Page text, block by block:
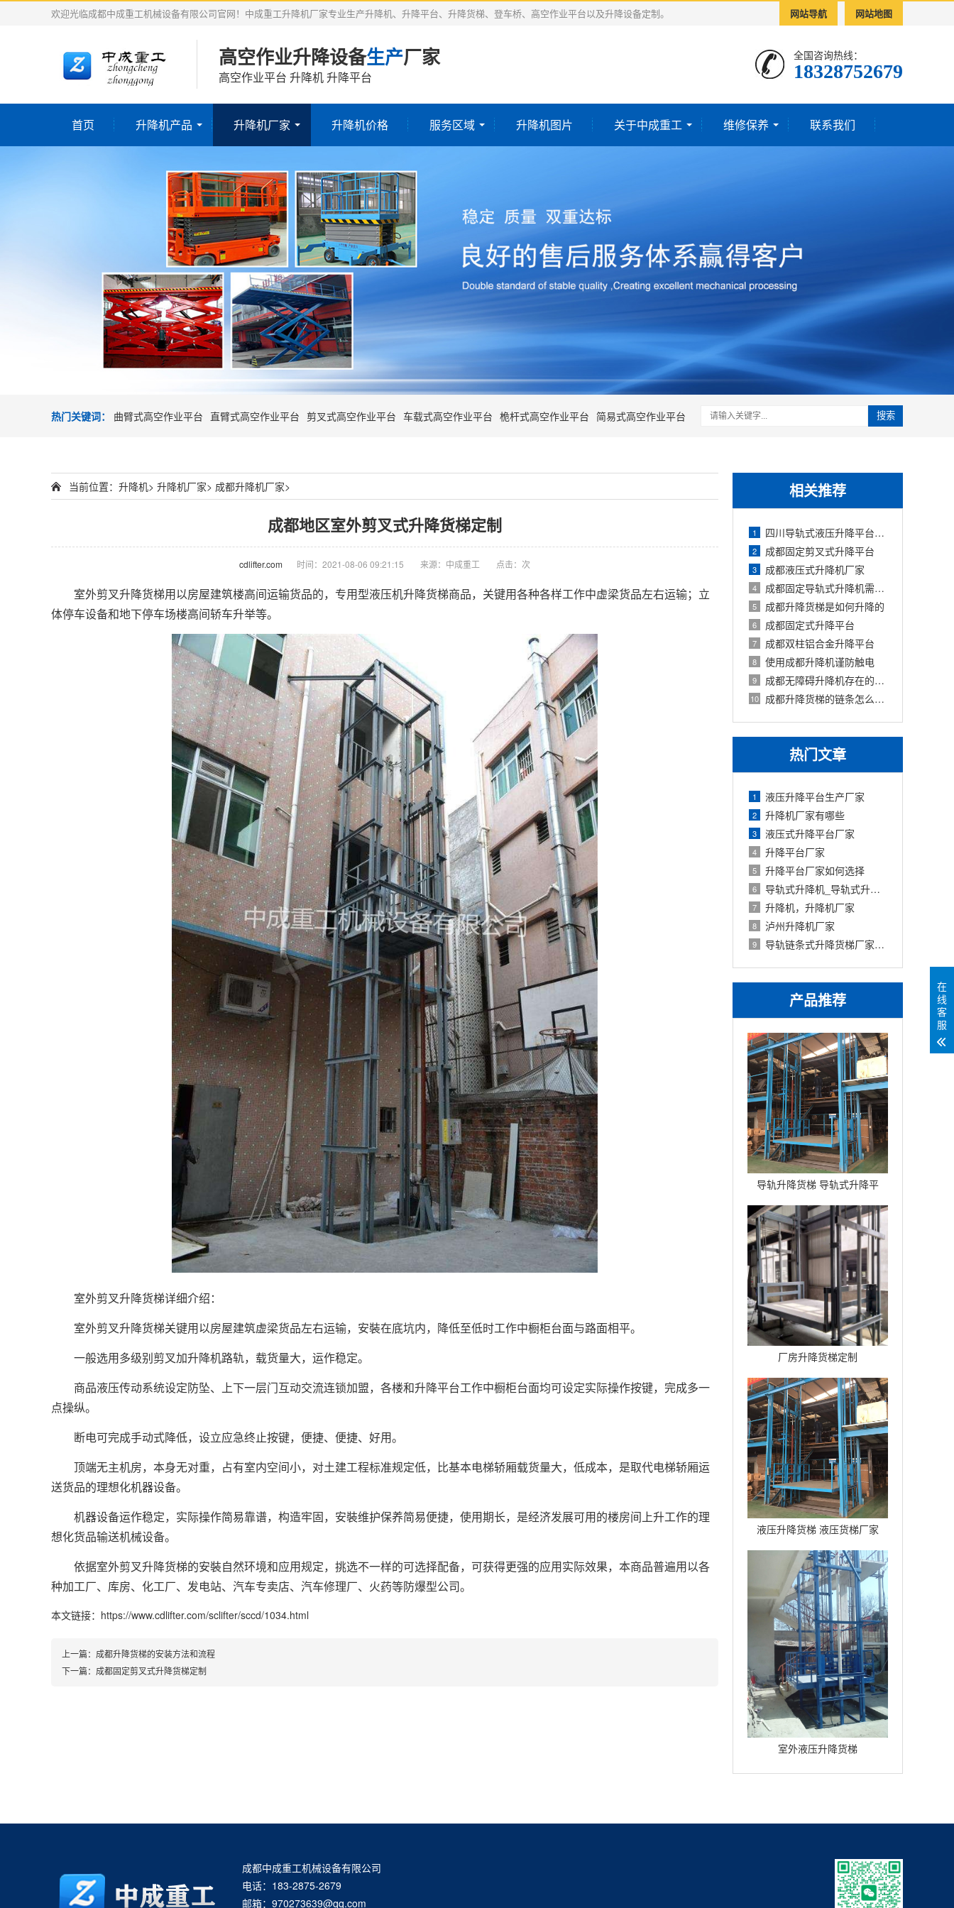
网站导航 网站地图
欢迎光临成都中成重工机械设备有限公司官网！中成重工升降机厂家专业生产升降机、升降平台、升降货梯、登车桥、高空作业平台以及升降设备定制。
高空作业升降设备生产厂家
高空作业平台 升降机 升降平台
全国咨询热线：
18328752679‬
首页 升降机产品 升降机厂家 升降机价格 服务区域 升降机图片 关于中成重工 维修保养 联系我们
热门关键词： 曲臂式高空作业平台 直臂式高空作业平台 剪叉式高空作业平台 车载式高空作业平台 桅杆式高空作业平台 简易式高空作业平台 搜索
相关推荐
1 四川导轨式液压升降平台使用注意事项有
2 成都固定剪叉式升降平台
3 成都液压式升降机厂家
4 成都固定导轨式升降机需要注意哪些问题
5 成都升降货梯是如何升降的
6 成都固定式升降平台
7 成都双柱铝合金升降平台
8 使用成都升降机谨防触电
9 成都无障碍升降机存在的价值
10 成都升降货梯的链条怎么保养
热门文章
1 液压升降平台生产厂家
2 升降机厂家有哪些
3 液压式升降平台厂家
4 升降平台厂家
5 升降平台厂家如何选择
6 导轨式升降机_导轨式升降平台厂家
7 升降机，升降机厂家
8 泸州升降机厂家
9 导轨链条式升降货梯厂家定制
产品推荐
导轨升降货梯 导轨式升降平
台
厂房升降货梯定制
液压升降货梯 液压货梯厂家
室外液压升降货梯
当前位置： 升降机> 升降机厂家> 成都升降机厂家>
成都地区室外剪叉式升降货梯定制
cdlifter.com 时间：2021-08-06 09:21:15 来源：中成重工 点击： 次
室外剪叉升降货梯用以房屋建筑楼高间运输货品的，专用型液压机升降货梯商品，关键用各种各样工作中虚梁货品左右运输；立
体停车设备和地下停车场楼高间轿车升举等。
室外剪叉升降货梯详细介绍：
室外剪叉升降货梯关键用以房屋建筑虚梁货品左右运输，安裝在底坑内，降低至低时工作中橱柜台面与路面相平。
一般选用多级别剪叉加升降机路轨，载货量大，运作稳定。
商品液压传动系统设定防坠、上下一层门互动交流连锁加盟，各楼和升降平台工作中橱柜台面均可设定实际操作按键，完成多一
点操纵。
断电可完成手动式降低，设立应急终止按键，便捷、便捷、好用。
顶端无主机房，本身无对重，占有室内空间小，对土建工程标准规定低，比基本电梯轿厢载货量大，低成本，是取代电梯轿厢运
送货品的理想化机器设备。
机器设备运作稳定，实际操作简易靠谱，构造牢固，安裝维护保养简易便捷，使用期长，是经济发展可用的楼房间上升工作的理
想化货品输送机械设备。
依据室外剪叉升降货梯的安裝自然环境和应用规定，挑选不一样的可选择配备，可获得更强的应用实际效果，本商品普遍用以各
种加工厂、库房、化工厂、发电站、汽车专卖店、汽车修理厂、火药等防爆型公司。
本文链接：https://www.cdlifter.com/sclifter/sccd/1034.html
上一篇： 成都升降货梯的安装方法和流程
下一篇： 成都固定剪叉式升降货梯定制
成都中成重工机械设备有限公司
电话：183-2875-2679
邮箱：970273639@qq.com
在
线
客
服